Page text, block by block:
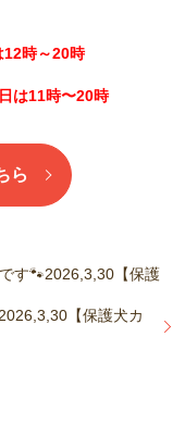
時～20時
20時
ら
す🐾2026,3,30【保護
【保護犬カ